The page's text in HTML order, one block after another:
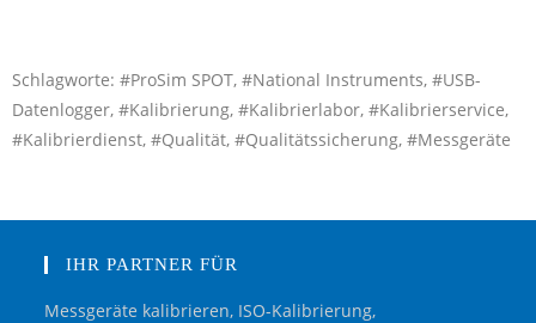
Schlagworte: #ProSim SPOT, #National Instruments, #USB-
Datenlogger, #Kalibrierung, #Kalibrierlabor, #Kalibrierservice,
#Kalibrierdienst, #Qualität, #Qualitätssicherung, #Messgeräte
IHR PARTNER FÜR
Messgeräte kalibrieren, ISO-Kalibrierung,